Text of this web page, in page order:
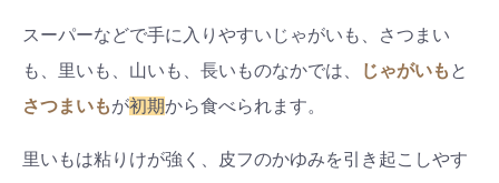
スーパーなどで手に入りやすいじゃがいも、さつまい
も、里いも、山いも、長いものなかでは、
じゃがいも と
さつまいもが初期から食べられます。
里いもは粘りけが強く、皮フのかゆみを引き起こしやす